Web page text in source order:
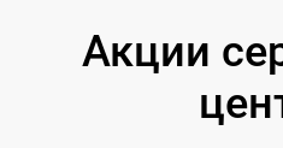
Акции